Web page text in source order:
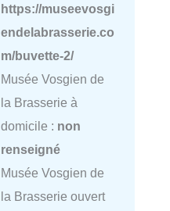
https://museevosgi
endelabrasserie.co
m/buvette-2/
Musée Vosgien de
la Brasserie à
domicile : non
renseigné
Musée Vosgien de
la Brasserie ouvert